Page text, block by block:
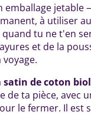
emballage jetable
à utiliser
tu ne t'en
et de la
satin de coton
de ta pièce, avec
le fermer. Il est